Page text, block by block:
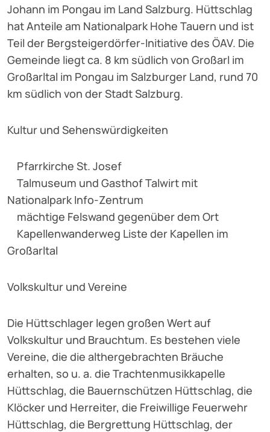
Johann im Pongau im Land Salzburg. Hüttschlag
hat Anteile am Nationalpark Hohe Tauern und ist
Teil der Bergsteigerdörfer-Initiative des ÖAV. Die
Gemeinde liegt ca. 8 km südlich von Großarl im
Großarltal im Pongau im Salzburger Land, rund 70
km südlich von der Stadt Salzburg.
Kultur und Sehenswürdigkeiten
Pfarrkirche St. Josef
Talmuseum und Gasthof Talwirt mit
Nationalpark Info-Zentrum
mächtige Felswand gegenüber dem Ort
Kapellenwanderweg Liste der Kapellen im
Großarltal
Volkskultur und Vereine
Die Hüttschlager legen großen Wert auf
Volkskultur und Brauchtum. Es bestehen viele
Vereine, die die althergebrachten Bräuche
erhalten, so u. a. die Trachtenmusikkapelle
Hüttschlag, die Bauernschützen Hüttschlag, die
Klöcker und Herreiter, die Freiwillige Feuerwehr
Hüttschlag, die Bergrettung Hüttschlag, der